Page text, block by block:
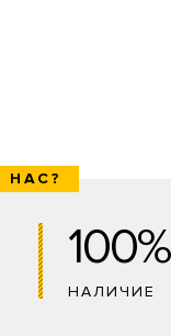
100%
НАЛИЧИЕ